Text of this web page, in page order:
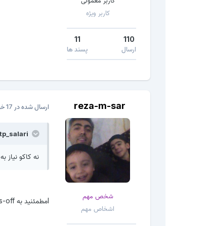
کاربر ویژه
110
ارسال
11
پسند ها
reza-m-sar
شخص مهم
اشخاص مهم
ارسال شده در 17 خرداد، 2015
نه کاکو نیاز به s off نداره
lمطمئنید به s-off احتیاج نداره من قبلا تست کردم بدون s-off رایت نشد اخرش با اس اف خالی مشکل حل شد